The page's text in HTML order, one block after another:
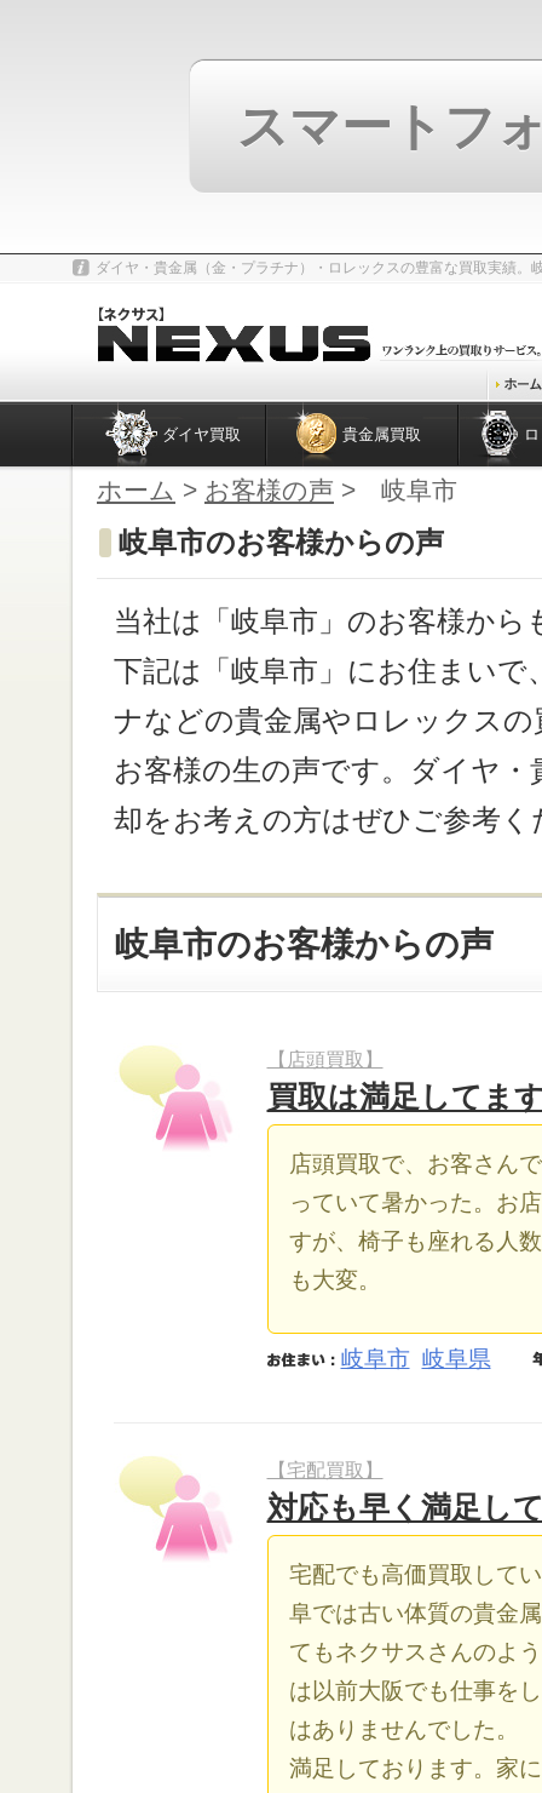
スマートフ
ダイヤ・貴金属（金・プラチナ）・ロレックスの豊富な買取実績。
ダイヤ買取 貴金属買取
ホーム > お客様の声 > 岐阜市
岐阜市のお客様からの声
当社は「岐阜市」のお客様か
下記は「岐阜市」にお住まい
ナなどの貴金属やロレックス
お客様の生の声です。ダイヤ
却をお考えの方はぜひご参考く
岐阜市のお客様からの声
【店頭買取】
買取は満足してま
店頭買取で、お客さん
っていて暑かった。お
すが、椅子も座れる人
も大変。
岐阜市 岐阜県
【宅配買取】
対応も早く満足し
宅配でも高価買取して
阜では古い体質の貴金
てもネクサスさんのよ
は以前大阪でも仕事を
はありませんでした。
満足しております。家